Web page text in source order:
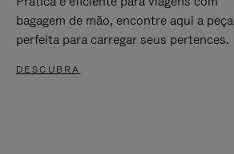
bagagem de mão, encontre aqui a peça
perfeita para carregar seus pertences.
DESCUBRA